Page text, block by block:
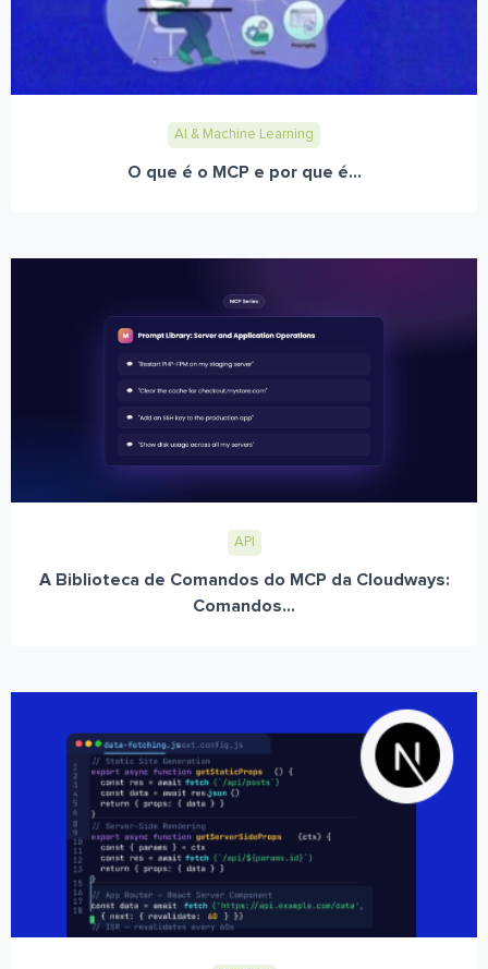
AI & Machine Learning
O que é o MCP e por que é...
API
A Biblioteca de Comandos do MCP da Cloudways:
Comandos...